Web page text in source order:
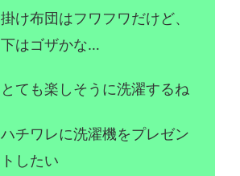
掛け布団はフワフワだけど、
下はゴザかな…
とても楽しそうに洗濯するね
ハチワレに洗濯機をプレゼン
トしたい